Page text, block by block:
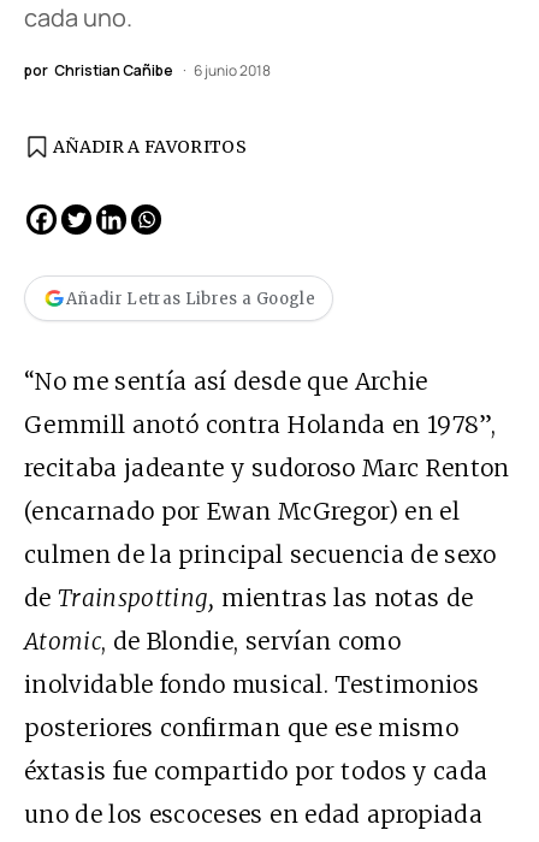
cada uno.
por Christian Cañibe 6 junio 2018
AÑADIR A FAVORITOS
Añadir Letras Libres a Google
“No me sentía así desde que Archie
Gemmill anotó contra Holanda en 1978”,
recitaba jadeante y sudoroso Marc Renton
(encarnado por Ewan McGregor) en el
culmen de la principal secuencia de sexo
deTrainspotting, mientras las notas de
Atomic, de Blondie, servían como
inolvidable fondo musical. Testimonios
posteriores confirman que ese mismo
éxtasis fue compartido por todos y cada
uno de los escoceses en edad apropiada